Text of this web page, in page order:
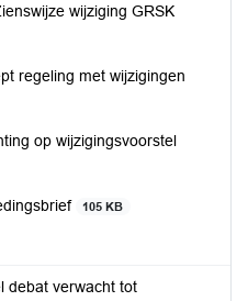
wijziging GRSK
regeling met wijzigingen
op wijzigingsvoorstel
105 KB
debat verwacht tot